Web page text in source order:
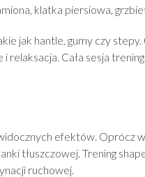
klatka piersiowa,
jak hantle, gumy czy
relaksacja. Cała sesja
efektów. Oprócz
tłuszczowej. Trening
ruchowej.